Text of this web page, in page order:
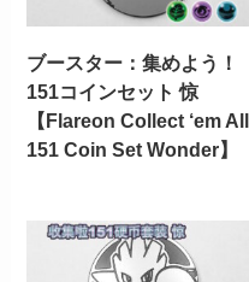
ブースター：集めよう！
151コインセット 惊
【Flareon Collect ‘em
151 Coin Set Wonder】